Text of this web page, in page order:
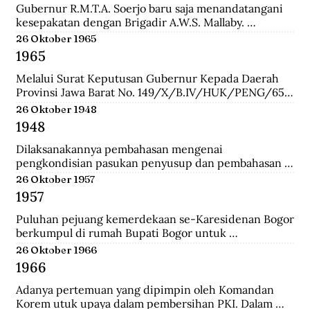
Gubernur R.M.T.A. Soerjo baru saja menandatangani
kesepakatan dengan Brigadir A.W.S. Mallaby.
Pertemuan yang terbilang sukses itu melahirkan
empat kesepakatan: 1. Pihak Inggris (baca:Sekutu)
mengakui keberadaan Republik Indonesia sebatas
distrik Surabaya. 2. Pihak Inggris tidak akan
membawa masuk pasukan Belanda dan tidak ada
pasukan Belanda yang disusupkan pada pasukan
Inggris yang mendarat di Surabaya. 3. Pasukan Inggris
hanya dibolehkan berada pada radius 800 meter dari
pelabuhan. 4. Untuk memperlancar komunikasi
antara pihak Inggris dengan Republik dalam
keseharian, maka dibentuk Biro Kontak
beranggotakan perwakilan dari kedua belah pihak.
26 Oktober 1965
1965
Melalui Surat Keputusan Gubernur Kepada Daerah
Provinsi Jawa Barat No. 149/X/B.IV/HUK/PENG/65,
Mashudi memberhentikan sementara waktu delapan
anggota PKI yang duduk dalam DPRD-GR. Mereka
adalah Suharna Affandi, Abbas Usman, Akhmad
Suganda, Enok Rokhayati, Mustofa, Cece Suryadi,
Sukra Prawira Sentana, dan Suhlan Sujana.
26 Oktober 1948
1948
Dilaksanakannya pembahasan mengenai
pengkondisian pasukan penyusup dan pembahasan
taktik untuk melawan pasukan Negara Pasundan dan
DI/TII.
26 Oktober 1957
1957
Puluhan pejuang kemerdekaan se-Karesidenan Bogor
berkumpul di rumah Bupati Bogor untuk
menyepakati gedung di Jalan Cikeumeuh sebagai
Museum Perjoangan.
26 Oktober 1966
1966
Adanya pertemuan yang dipimpin oleh Komandan
Korem utuk upaya dalam pembersihan PKI. Dalam